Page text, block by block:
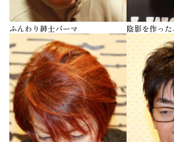
ふんわり紳士パーマ 陰影を作っ